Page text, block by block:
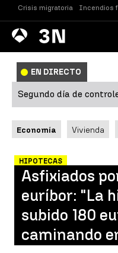
Crisis migratoria Incendios
Antena
3 Noticias
EN DIRECTO
Segundo día de
Economía Vivienda
HIPOTECAS
Asfixiados
euríbor: "La
subido 180
caminando